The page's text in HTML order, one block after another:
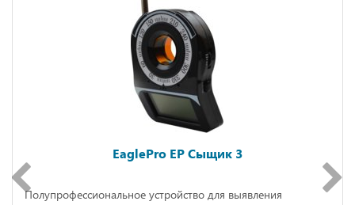
EaglePro EP Сыщик 3
Полупрофессиональное устройство для выявления